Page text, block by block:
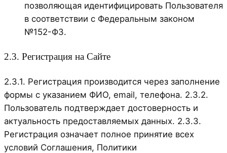
позволяющая идентифицировать Пользователя
в соответствии с Федеральным законом
№152-ФЗ.
2.3. Регистрация на Сайте
2.3.1. Регистрация производится через заполнение
формы с указанием ФИО, email, телефона. 2.3.2.
Пользователь подтверждает достоверность и
актуальность предоставляемых данных. 2.3.3.
Регистрация означает полное принятие всех
условий Соглашения, Политики